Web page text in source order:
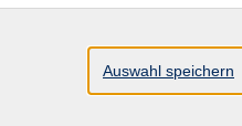
Auswahl speichern